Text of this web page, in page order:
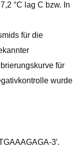
°C lag C bzw. In
für die
für
wurde
3′.